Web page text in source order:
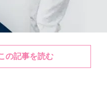
の記事を読む